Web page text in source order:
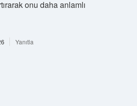
onu daha anlamlı
Yanıtla